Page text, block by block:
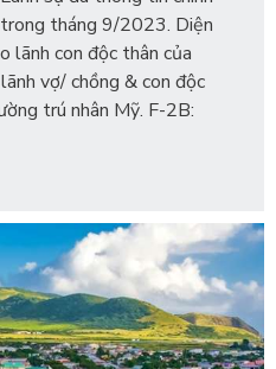
tháng 9/2023. Diện
lãnh con độc thân của
vợ/ chồng & con độc
trú nhân Mỹ. F-2B: